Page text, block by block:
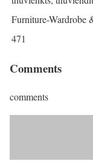
Furniture-Wardrobe
471
Comments
comments